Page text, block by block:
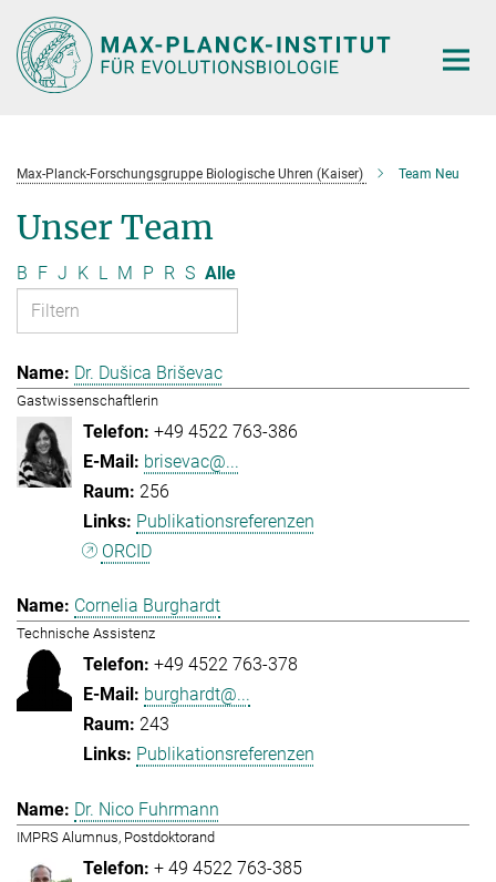
Hauptinhalt
Max-Planck-Forschungsgruppe Biologische Uhren (Kaiser) Team Neu
Unser Team
B F J K L M P R S Alle
Dr. Dušica Briševac
Gastwissenschaftlerin
+49 4522 763-386
brisevac@...
256
Publikationsreferenzen
ORCID
Cornelia Burghardt
Technische Assistenz
+49 4522 763-378
burghardt@...
243
Publikationsreferenzen
Dr. Nico Fuhrmann
IMPRS Alumnus, Postdoktorand
+ 49 4522 763-385